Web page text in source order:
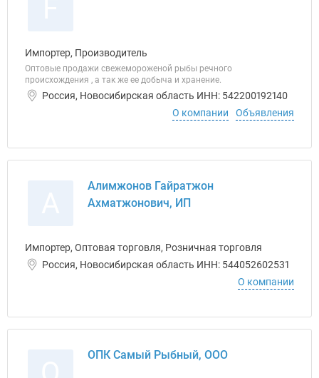
Импортер, Производитель
Оптовые продажи свежемороженой рыбы речного
происхождения , а так же ее добыча и хранение.
Россия, Новосибирская область ИНН: 542200192140
О компании
Объявления
Алимжонов Гайратжон
Ахматжонович, ИП
Импортер, Оптовая торговля, Розничная торговля
Россия, Новосибирская область ИНН: 544052602531
О компании
ОПК Самый Рыбный, ООО